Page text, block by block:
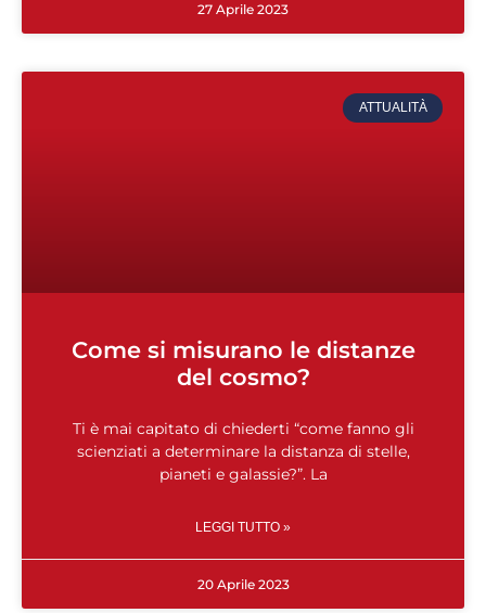
27 Aprile 2023
ATTUALITÀ
Come si misurano le distanze
del cosmo?
Ti è mai capitato di chiederti “come fanno gli
scienziati a determinare la distanza di stelle,
pianeti e galassie?”. La
LEGGI TUTTO »
20 Aprile 2023